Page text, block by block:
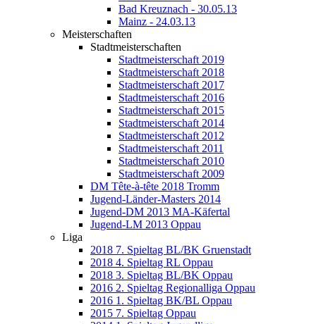
Bad Kreuznach - 30.05.13
Mainz - 24.03.13
Meisterschaften
Stadtmeisterschaften
Stadtmeisterschaft 2019
Stadtmeisterschaft 2018
Stadtmeisterschaft 2017
Stadtmeisterschaft 2016
Stadtmeisterschaft 2015
Stadtmeisterschaft 2014
Stadtmeisterschaft 2012
Stadtmeisterschaft 2011
Stadtmeisterschaft 2010
Stadtmeisterschaft 2009
DM Tête-à-tête 2018 Tromm
Jugend-Länder-Masters 2014
Jugend-DM 2013 MA-Käfertal
Jugend-LM 2013 Oppau
Liga
2018 7. Spieltag BL/BK Gruenstadt
2018 4. Spieltag RL Oppau
2018 3. Spieltag BL/BK Oppau
2016 2. Spieltag Regionalliga Oppau
2016 1. Spieltag BK/BL Oppau
2015 7. Spieltag Oppau